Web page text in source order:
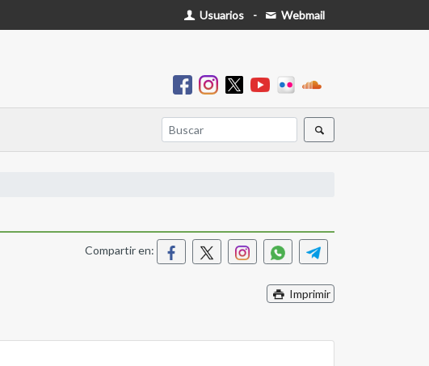
Usuarios - Webmail
Compartir en:
Imprimir